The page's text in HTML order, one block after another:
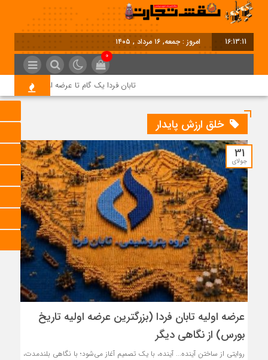
16:13:12 امروز : جمعه, ۱۶ مرداد , ۱۴۰۵
0
تابان فردا یک گام تا عرضه اولیه؛ نماد
خلق ارزش پایدار
31
جولای
عرضه اولیه تابان فردا (بزرگترین عرضه اولیه تاریخ
بورس) از نگاهی دیگر
روایتی از ساختن آینده... آینده، با یک تصمیم آغاز می‌شود؛ با نگاهی بلندمدت،